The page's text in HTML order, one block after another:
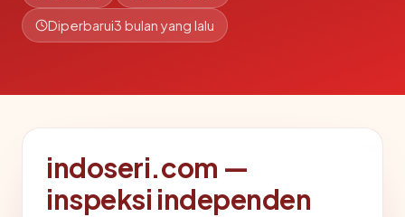
Diperbarui3 bulan yang lalu
indoseri.com —
inspeksi independen